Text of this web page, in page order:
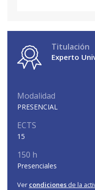
Titulación
Experto
Modalidad
PRESENCIAL
ECTS
15
150 h
Presenciales
Ver condiciones de la